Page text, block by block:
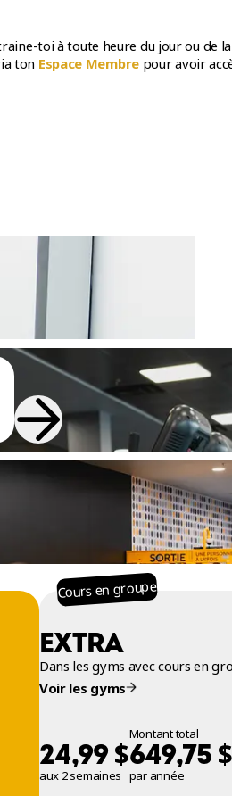
toi à toute heure du jour ou de
ton Espace Membrepour avoir
accéder à la nouvelle Zone
exclusive équipée de poids
musculaires avec l'appareil de «
Cours en groupe
EXTRA
Dans les gyms avec cours en
Voir les gyms
24,99$
aux 2 semaines
Montant total
649,75 $
par année